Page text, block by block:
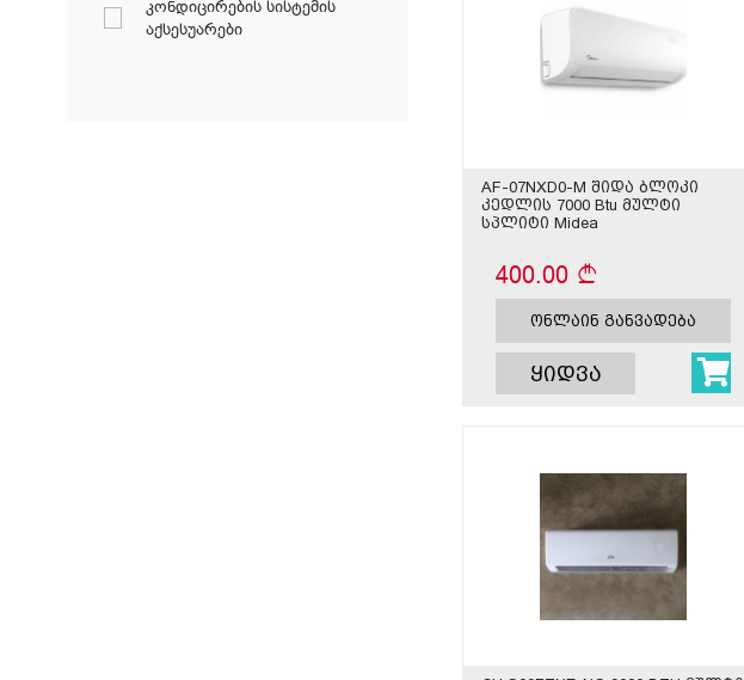
კონდიცირების სისტემის
აქსესუარები
AF-07NXD0-M შიდა ბლოკი
კედლის 7000 Btu მულტი
სპლიტი Midea
400.00
ონლაინ განვადება
ყიდვა